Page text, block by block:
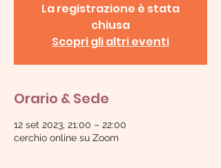
La registrazione è stata
chiusa
Scopri gli altri eventi
Orario & Sede
12 set 2023, 21:00 – 22:00
cerchio online su Zoom